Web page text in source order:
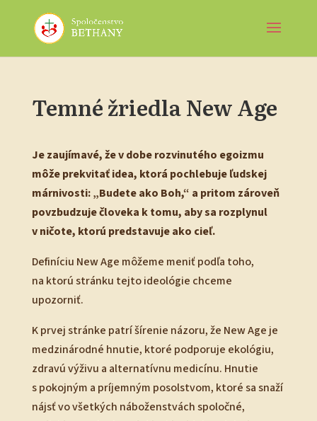
Temné žriedla New Age
Je zaujímavé, že v dobe rozvinutého egoizmu
môže prekvitať idea, ktorá pochlebuje ľudskej
márnivosti: „Budete ako Boh,“ a pritom zároveň
povzbudzuje človeka k tomu, aby sa rozplynul
v ničote, ktorú predstavuje ako cieľ.
Definíciu New Age môžeme meniť podľa toho,
na ktorú stránku tejto ideológie chceme
upozorniť.
K prvej stránke patrí šírenie názoru, že New Age je
medzinárodné hnutie, ktoré podporuje ekológiu,
zdravú výživu a alternatívnu medicínu. Hnutie
s pokojným a príjemným posolstvom, ktoré sa snaží
nájsť vo všetkých náboženstvách spoločné,